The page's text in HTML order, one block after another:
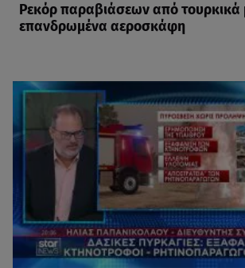
Ρεκόρ παραβιάσεων από τουρκικά
επανδρωμένα αεροσκάφη